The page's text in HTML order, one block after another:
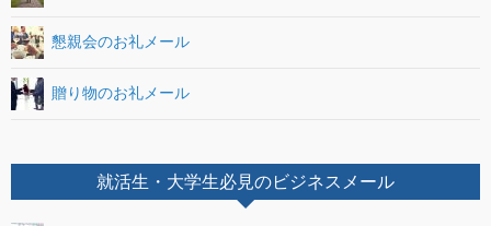
懇親会のお礼メール
贈り物のお礼メール
就活生・大学生必見のビジネスメール